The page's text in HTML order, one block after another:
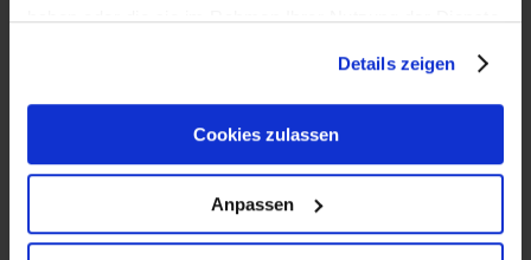
haben oder die sie im Rahmen Ihrer Nutzung der Dienste
Details zeigen
Cookies zulassen
Anpassen
Stellenangebote
Datenschutz